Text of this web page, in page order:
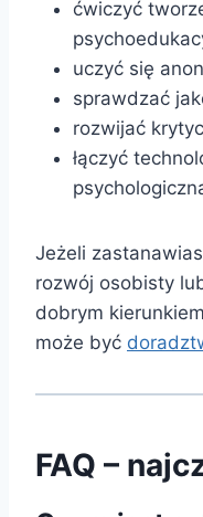
ćwiczyć
uczyć się
sprawdzać
rozwijać
łączyć
Jeżeli
rozwój osobisty
dobrym
może być
FAQ –